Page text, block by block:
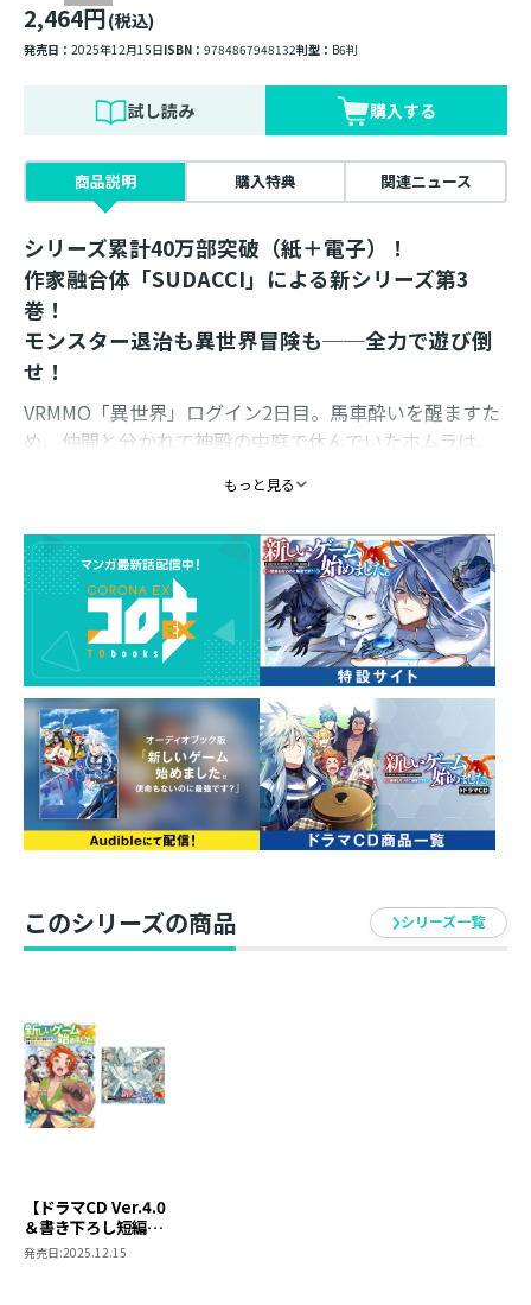
2,464円(税込)
発売日： 2025年12月15日ISBN： 9784867948132判型： B6判
試し読み 購入する
商品説明 購入特典 関連ニュース
シリーズ累計40万部突破（紙＋電子）！
作家融合体「SUDACCI」による新シリーズ第3
巻！
モンスター退治も異世界冒険も──全力で遊び倒
せ！
VRMMO「異世界」ログイン2日目。馬車酔いを醒ますた
め、仲間と分かれて神殿の中庭で休んでいたホムラは、
モフモフは、この場所に封印されている獣だった!? 新
ット！ 運営の予期せぬフラグをバンバン立てつつ、今
日も新たな冒険への一歩を踏み出していく。ゲームの神
に愛された者たちの無自覚最強ファンタジー！
【ドラマCD Ver.4.0情報】
クラン・Zodiacの面々が思い思いに素材集めに勤しんで
いると、ホムラが蝶に誘われ、レオの悲鳴が響きわたり
ーーあれよあれよという間に特殊ダンジョン【究極と至
高】へ！ 入り口のモザイクタイルに描かれた薔薇とジ
るようで……？ 新キャストも続々！ 豪華キャスト陣
でお届けする、ゲームの神に愛された者たちの無自覚最
【ドラマCD Ver.4.0出演】
ホムラ：置鮎龍太郎
シン：武内駿輔
菊姫：佐倉綾音
レオ：藤原夏海
もっと見る
このシリーズの商品 シリーズ一覧
【ドラマCD Ver.4.0
＆書き下ろし短編付
き】新しいゲーム始
発売日:2025.12.15